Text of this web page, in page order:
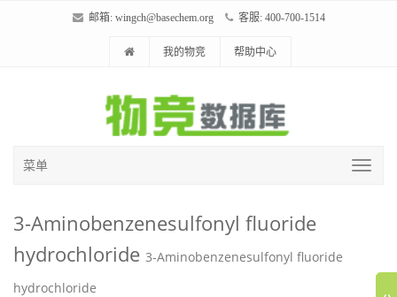
邮箱: wingch@basechem.org 客服: 400-700-1514
我的物竞 帮助中心
菜单
3-Aminobenzenesulfonyl fluoride
hydrochloride 3-Aminobenzenesulfonyl fluoride
hydrochloride